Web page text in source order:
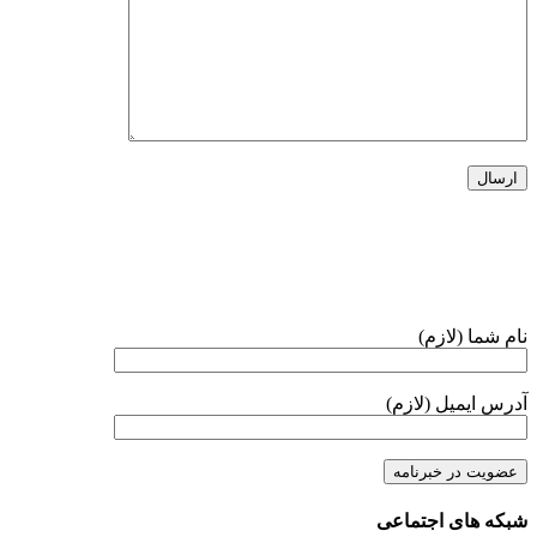
نام شما (لازم)
آدرس ایمیل (لازم)
شبکه های اجتماعی